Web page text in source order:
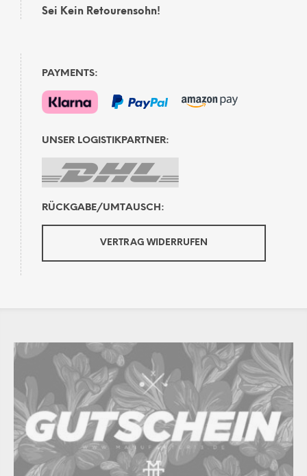
Sei Kein Retourensohn!
PAYMENTS:
UNSER LOGISTIKPARTNER:
RÜCKGABE/UMTAUSCH:
VERTRAG WIDERRUFEN